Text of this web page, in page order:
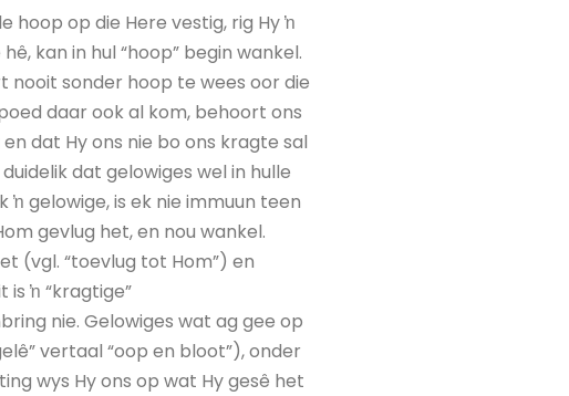
hoop op die Here vestig, rig Hy ŉ
kan in hul “hoop” begin wankel.
nooit sonder hoop te wees oor die
daar ook al kom, behoort ons
dat Hy ons nie bo ons kragte sal
dat gelowiges wel in hulle
ŉ gelowige, is ek nie immuun teen
gevlug het, en nou wankel.
(vgl. “toevlug tot Hom”) en
ŉ “kragtige”
nie. Gelowiges wat ag gee op
vertaal “oop en bloot”), onder
wys Hy ons op wat Hy gesê het